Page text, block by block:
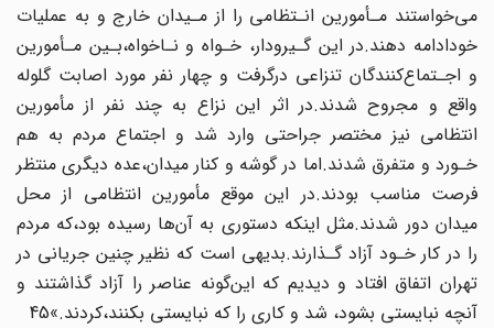
می‌خواستند مـأمورین انـتظامی را از مـیدان خارج و به‌ عملیات‌
خودادامه دهند.در این گـیرودار، خـواه و نـاخواه،بـین مـأمورین
و اجـتماع‌کنندگان تنزاعی درگرفت‌ و چهار‌ نفر مورد اصابت گلوله‌
واقع و مجروح شدند‌.در‌ اثر‌ این نزاع به چند نفر از مأمورین‌
انتظامی‌ نیز مختصر جراحتی وارد شد و اجتماع مردم به هم
خـورد و متفرق شدند.اما‌ در‌ گوشه و کنار میدان،عده دیگری‌ منتظر‌
فرصت مناسب‌ بودند‌.در‌ این موقع مأمورین انتظامی از محل‌
میدان‌ دور شدند.مثل اینکه‌ دستوری به آن‌ها رسیده بود،که مردم
را‌ در‌ کار خـود آزاد گـذارند.بدیهی است‌ که نظیر چنین‌ جریانی‌ در‌
تهران اتفاق افتاد و دیدیم که‌ این‌گونه‌ عناصر را آزاد گذاشتند و
آنچه نبایستی بشود، شد و کاری را که نبایستی بکنند‌،کردند‌.»45